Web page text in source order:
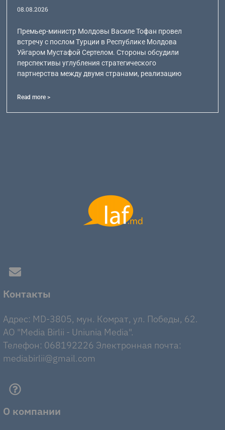
08.08.2026
Премьер-министр Молдовы Василе Тофан провел
встречу с послом Турции в Республике Молдова
Уйгаром Мустафой Сертелом. Стороны обсудили
перспективы углубления стратегического
партнерства между двумя странами, реализацию
Read more >
Контакты
Адрес: MD-3805, мун. Комрат, ул. Победы, 62.
AO "Media Birlii - Uniunia Media".
Телефон: 068192226 Электронная почта:
mediabirlii@gmail.com
О компании